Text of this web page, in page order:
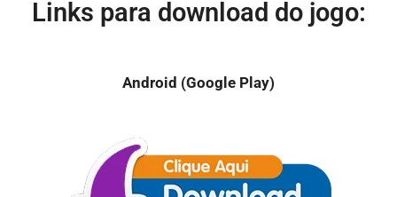
Links para download do jogo:
Android (Google Play)